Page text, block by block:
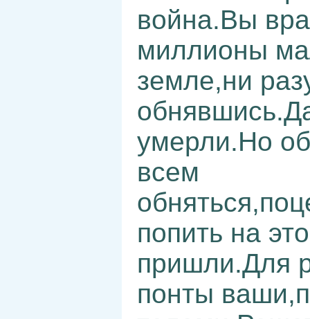
война.Вы
миллионы
земле,ни
умерли.Но
всем
попить на
пришли.Для
понты